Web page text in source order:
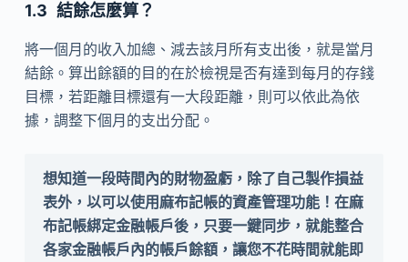
結餘怎麼算？
將一個月的收入加總、減去該月所有支出後，就是當月
結餘。算出餘額的目的在於檢視是否有達到每月的存錢
目標，若距離目標還有一大段距離，則可以依此為依
據，調整下個月的支出分配。
想知道一段時間內的財物盈虧，除了自己製作損益
表外，以可以使用麻布記帳的資產管理功能！在麻
布記帳綁定金融帳戶後，只要一鍵同步，就能整合
各家金融帳戶內的帳戶餘額，讓您不花時間就能即